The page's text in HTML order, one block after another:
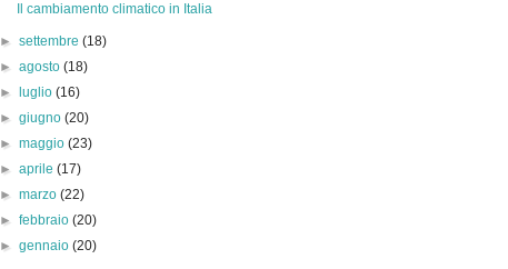
Il cambiamento climatico in Italia
►settembre(18)
►agosto(18)
►
luglio(16)
►giugno(20)
►maggio(23)
►aprile(17)
►marzo(22)
►febbraio(20)
►gennaio(20)